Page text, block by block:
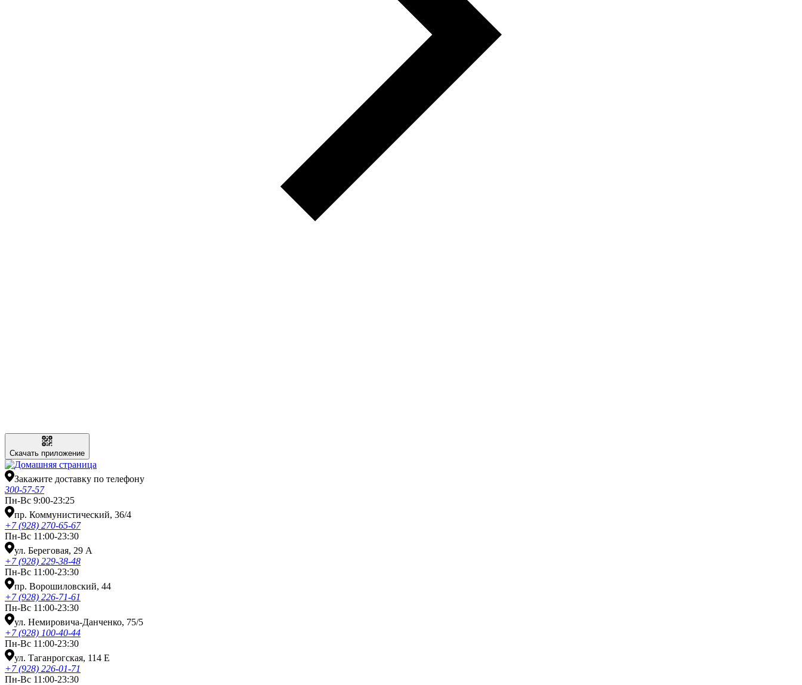
Скачать приложение
Закажите доставку по телефону
300-57-57
Пн-Вс 9:00-23:25
пр. Коммунистический, 36/4
+7 (928) 270-65-67
Пн-Вс 11:00-23:30
ул. Береговая, 29 А
+7 (928) 229-38-48
Пн-Вс 11:00-23:30
пр. Ворошиловский, 44
+7 (928) 226-71-61
Пн-Вс 11:00-23:30
ул. Немировича-Данченко, 75/5
+7 (928) 100-40-44
Пн-Вс 11:00-23:30
ул. Таганрогская, 114 Е
+7 (928) 226-01-71
Пн-Вс 11:00-23:30